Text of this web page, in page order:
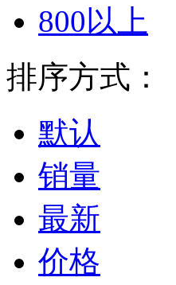
800以上
排序方式：
默认
销量
最新
价格